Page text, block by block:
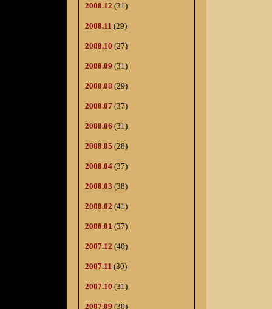
2008.12 (31)
2008.11 (29)
2008.10 (27)
2008.09 (31)
2008.08 (29)
2008.07 (37)
2008.06 (31)
2008.05 (28)
2008.04 (37)
2008.03 (38)
2008.02 (41)
2008.01 (37)
2007.12 (40)
2007.11 (30)
2007.10 (31)
2007.09 (30)